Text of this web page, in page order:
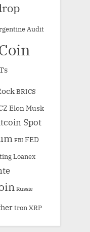
Audit
BRICS
Elon Musk
Spot
FBI FED
Loanex
Russie
tronXRP